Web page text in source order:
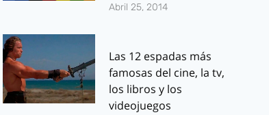
Abril 25, 2014
Las 12 espadas más
famosas del cine, la tv,
los libros y los
videojuegos